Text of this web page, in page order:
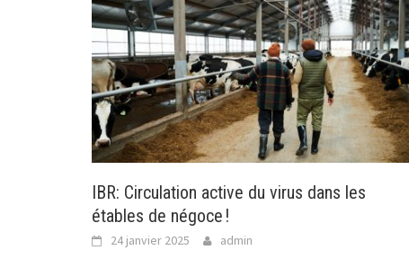
IBR: Circulation active du virus dans les
étables de négoce !
24 janvier 2025 admin